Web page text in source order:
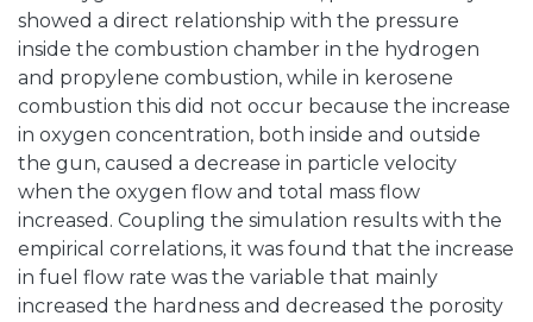
showed a direct relationship with the pressure
inside the combustion chamber in the hydrogen
and propylene combustion, while in kerosene
combustion this did not occur because the increase
in oxygen concentration, both inside and outside
the gun, caused a decrease in particle velocity
when the oxygen flow and total mass flow
increased. Coupling the simulation results with the
empirical correlations, it was found that the increase
in fuel flow rate was the variable that mainly
increased the hardness and decreased the porosity